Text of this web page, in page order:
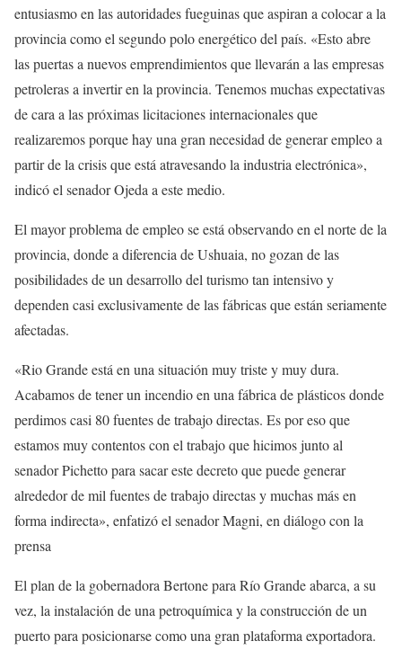
entusiasmo en las autoridades fueguinas que aspiran a colocar a la
provincia como el segundo polo energético del país. «Esto abre
las puertas a nuevos emprendimientos que llevarán a las empresas
petroleras a invertir en la provincia. Tenemos muchas expectativas
de cara a las próximas licitaciones internacionales que
realizaremos porque hay una gran necesidad de generar empleo a
partir de la crisis que está atravesando la industria electrónica»,
indicó el senador Ojeda a este medio.
El mayor problema de empleo se está observando en el norte de la
provincia, donde a diferencia de Ushuaia, no gozan de las
posibilidades de un desarrollo del turismo tan intensivo y
dependen casi exclusivamente de las fábricas que están seriamente
afectadas.
«Rio Grande está en una situación muy triste y muy dura.
Acabamos de tener un incendio en una fábrica de plásticos donde
perdimos casi 80 fuentes de trabajo directas. Es por eso que
estamos muy contentos con el trabajo que hicimos junto al
senador Pichetto para sacar este decreto que puede generar
alrededor de mil fuentes de trabajo directas y muchas más en
forma indirecta», enfatizó el senador Magni, en diálogo con la
prensa
El plan de la gobernadora Bertone para Río Grande abarca, a su
vez, la instalación de una petroquímica y la construcción de un
puerto para posicionarse como una gran plataforma exportadora.